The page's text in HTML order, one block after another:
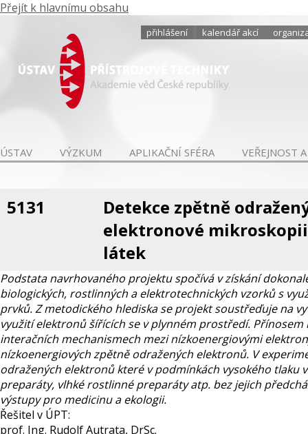
Přejít k hlavnímu obsahu
přihlášení kalendář akcí
ÚSTAV VÝZKUM APLIKAČNÍ SFÉRA VEŘEJNOST
5131
Detekce zpětně
elektronové
látek
Podstata navrhovaného projektu spočívá v získání
biologických, rostlinných a elektrotechnických vzorků s
prvků. Z metodického hlediska se projekt soustřeďuje na
využití elektronů šířících se v plynném prostředí.
interačních mechanismech mezi nízkoenergiovými
nízkoenergiových zpětně odražených elektronů. V
odražených elektronů které v podmínkách vysokého
preparáty, vlhké rostlinné preparáty atp. bez jejich
výstupy pro medicinu a ekologii.
Řešitel v ÚPT:
prof. Ing. Rudolf Autrata, DrSc.